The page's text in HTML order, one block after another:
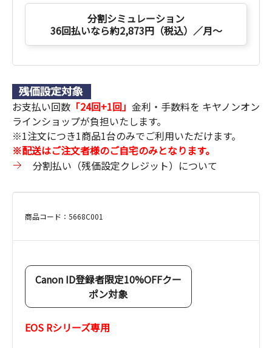
分割シミュレーション
36回払いなら約2,873円（税込）／月～
お支払い回数 「24回+1回」 金利・手数料を キヤノンオン
ラインショップが負担いたします。
※1注文につき1商品1台のみでご利用いただけます。
※配送はご注文者様のご自宅のみとなります。
分割払い（残価設定クレジット）について
商品コード：5668C001
Canon ID登録者限定10%OFFクー
ポン対象
EOS Rシリーズ専用